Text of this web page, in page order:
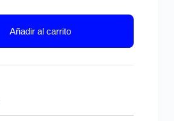
Añadir al carrito